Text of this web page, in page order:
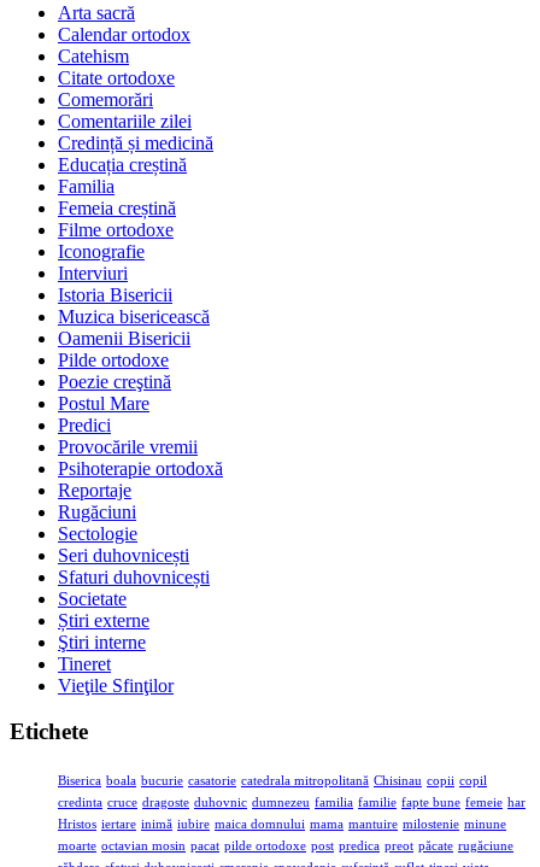
Arta sacră
Calendar ortodox
Catehism
Citate ortodoxe
Comemorări
Comentariile zilei
Credință și medicină
Educația creștină
Familia
Femeia creștină
Filme ortodoxe
Iconografie
Interviuri
Istoria Bisericii
Muzica bisericească
Oamenii Bisericii
Pilde ortodoxe
Poezie creştină
Postul Mare
Predici
Provocările vremii
Psihoterapie ortodoxă
Reportaje
Rugăciuni
Sectologie
Seri duhovnicești
Sfaturi duhovnicești
Societate
Știri externe
Ştiri interne
Tineret
Vieţile Sfinţilor
Etichete
Biserica boala bucurie casatorie catedrala mitropolitană Chisinau copii copil
credinta cruce dragoste duhovnic dumnezeu familia familie fapte bune femeie har
Hristos iertare inimă iubire maica domnului mama mantuire milostenie minune
moarte octavian mosin pacat pilde ortodoxe post predica preot păcate rugăciune